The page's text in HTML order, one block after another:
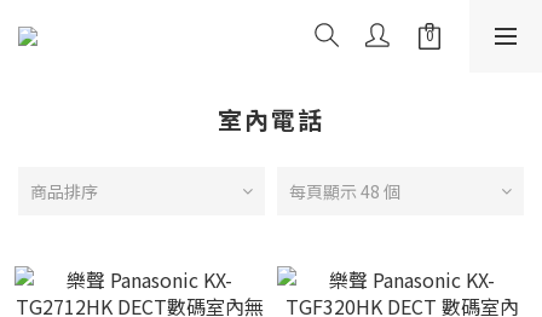
室內電話
商品排序 每頁顯示 48 個